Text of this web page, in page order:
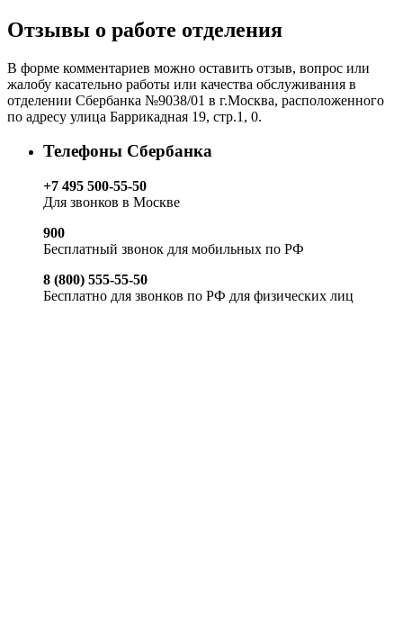
Отзывы о работе отделения
В форме комментариев можно оставить отзыв, вопрос или
жалобу касательно работы или качества обслуживания в
отделении Сбербанка №9038/01 в г.Москва, расположенного
по адресу улица Баррикадная 19, стр.1, 0.
Телефоны Сбербанка
+7 495 500-55-50
Для звонков в Москве
900
Бесплатный звонок для мобильных по РФ
8 (800) 555-55-50
Бесплатно для звонков по РФ для физических лиц